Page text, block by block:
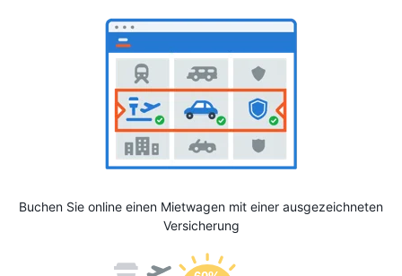
Buchen Sie online einen Mietwagen mit einer ausgezeichneten
Versicherung